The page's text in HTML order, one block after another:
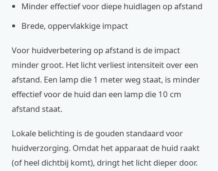
Minder effectief voor diepe huidlagen op afstand
Brede, oppervlakkige impact
Voor huidverbetering op afstand is de impact
minder groot. Het licht verliest intensiteit over een
afstand. Een lamp die 1 meter weg staat, is minder
effectief voor de huid dan een lamp die 10 cm
afstand staat.
Lokale belichting is de gouden standaard voor
huidverzorging. Omdat het apparaat de huid raakt
(of heel dichtbij komt), dringt het licht dieper door.